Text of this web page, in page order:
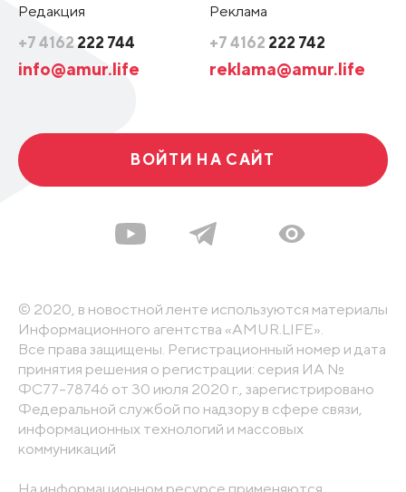
Редакция
+7 4162 222 744
info@amur.life
Реклама
+7 4162 222 742
reklama@amur.life
ВОЙТИ НА САЙТ
© 2020, в новостной ленте используются материалы
Информационного агентства «AMUR.LIFE».
Все права защищены. Регистрационный номер и дата
принятия решения о регистрации: серия ИА №
ФС77-78746 от 30 июля 2020 г., зарегистрировано
Федеральной службой по надзору в сфере связи,
информационных технологий и массовых
коммуникаций